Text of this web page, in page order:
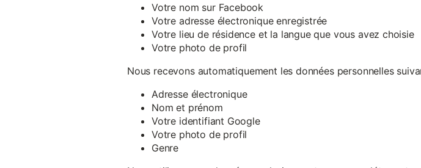
Votre nom sur Facebook
Votre adresse électronique enregistrée
Votre lieu de résidence et la langue que vous avez choisie
Votre photo de profil
Nous recevons automatiquement les données personnelles
Adresse électronique
Nom et prénom
Votre identifiant Google
Votre photo de profil
Genre